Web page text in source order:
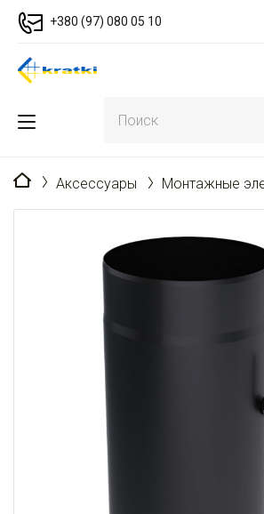
+380 (97) 080 05 10
Главная
Аксессуары Монтажные